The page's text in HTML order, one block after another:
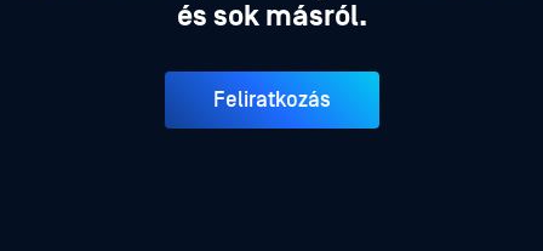
és sok másról.
Feliratkozás